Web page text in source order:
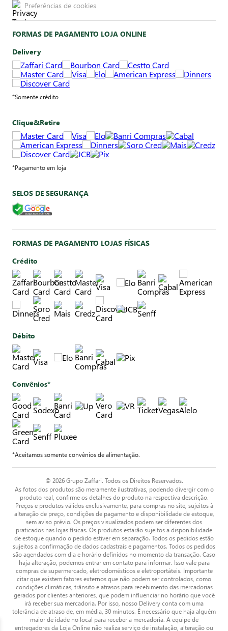
Preferências de cookies
FORMAS DE PAGAMENTO LOJA ONLINE
Delivery
*Somente crédito
Clique&Retire
*Pagamento em loja
SELOS DE SEGURANÇA
FORMAS DE PAGAMENTO LOJAS FÍSICAS
Crédito
Débito
Convênios*
*Aceitamos somente convênios de alimentação.
© 2026 Grupo Zaffari. Todos os Direitos Reservados.
As fotos dos produtos são meramente ilustrativas, podendo divergir com o
produto real, confirme os detalhes do produto na respectiva descrição.
Preços e produtos válidos exclusivamente, para compras no site, sujeitos à
alteração de preço, condições de pagamento e disponibilidade de estoque,
sem aviso prévio. Os preços visualizados podem ser diferentes dos
praticados nas lojas físicas. Os produtos estarão sujeitos a disponibilidade
de estoque quando o pedido estiver em separação. Todos os pedidos estão
sujeitos a confirmação de dados cadastrais e pagamentos. Todos os pedidos
são agendados com dia e horário definidos no momento da transação. Caso
haja alteração, podemos entrar em contato para informar. Isso vale para
compras de supermercado, eletrodomésticos e eletroportáteis. Importante
citar que existem fatores externos que não podem ser controlados, como
condições climáticas, trânsito e atrasos para recebimento das mercadorias
gerados por clientes anteriores, que podem influenciar no horário que você
irá receber sua mercadoria. Por isso, nosso Delivery conta com uma
tolerância de atraso de, em média, 30 minutos. É necessário que haja alguém
maior de idade no local para receber a mercadoria. A equipe de
entregadores da Loja Online não realiza serviço de instalação, alteração ou